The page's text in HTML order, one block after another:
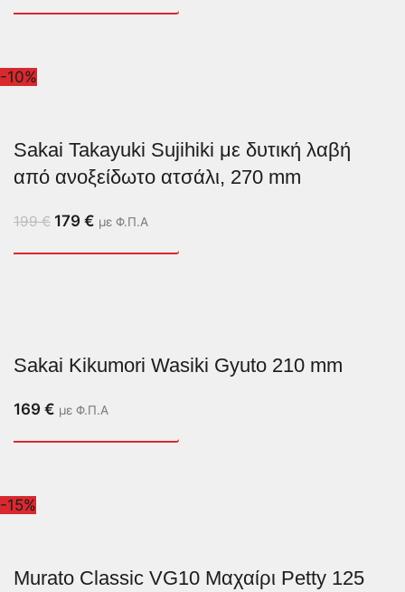
-10%
Sakai Takayuki Sujihiki με δυτική λαβή
από ανοξείδωτο ατσάλι, 270 mm
199€ 179 € με Φ.Π.Α
Sakai Kikumori Wasiki Gyuto 210 mm
169 € με Φ.Π.Α
-15%
Murato Classic VG10 Μαχαίρι Petty 125